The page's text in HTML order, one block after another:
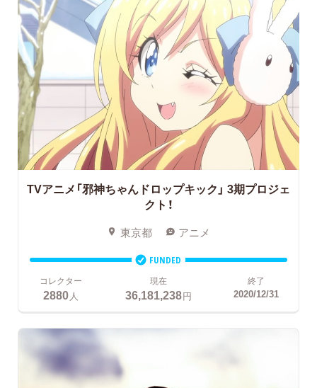
TVアニメ「邪神ちゃんドロップキック」 3期プロジェ
クト！
東京都 アニメ
FUNDED
コレクター
2880人
現在
36,181,238円
終了
2020/12/31